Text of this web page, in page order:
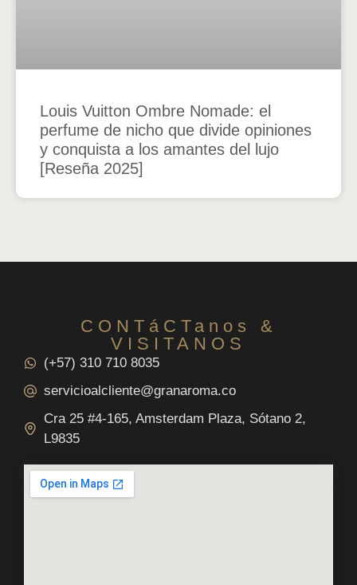
Louis Vuitton Ombre Nomade: el
perfume de nicho que divide opiniones
y conquista a los amantes del lujo
[Reseña 2025]
CONTáCTanos &
VISITANOS
(+57) 310 710 8035
servicioalcliente@granaroma.co
Cra 25 #4-165, Amsterdam Plaza, Sótano 2,
L9835